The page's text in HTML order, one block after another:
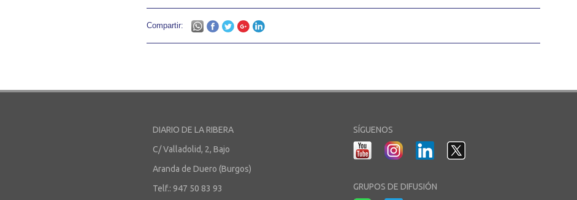
Compartir:
DIARIO DE LA RIBERA
C/ Valladolid, 2, Bajo
Aranda de Duero (Burgos)
Telf.: 947 50 83 93
SÍGUENOS
GRUPOS DE DIFUSIÓN